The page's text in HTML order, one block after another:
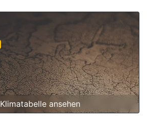
Klimatabelle ansehen